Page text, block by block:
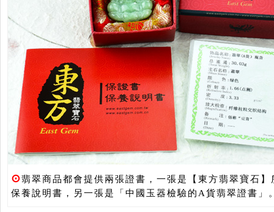
⊙翡翠商品都會提供兩張證書，一張是【東方翡翠寶石
保養說明書，另一張是「中國玉器檢驗的A貨翡翠證書」